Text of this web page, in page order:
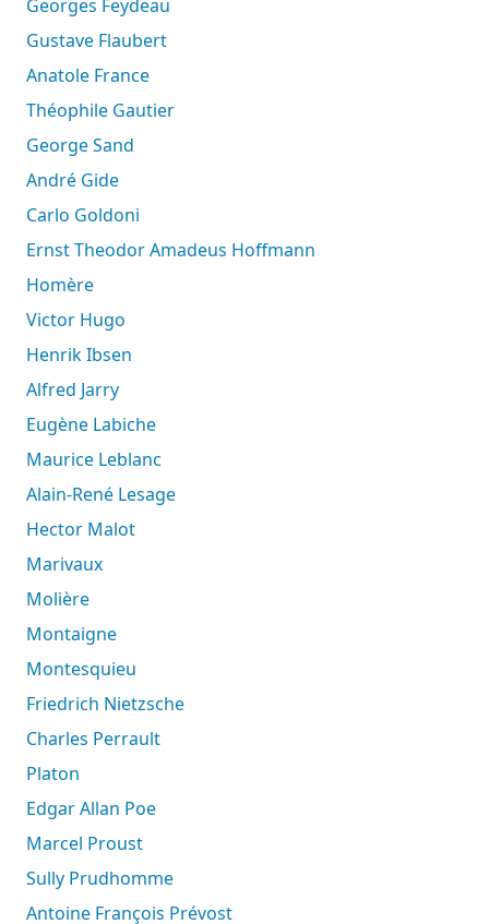
Georges Feydeau
Gustave Flaubert
Anatole France
Théophile Gautier
George Sand
André Gide
Carlo Goldoni
Ernst Theodor Amadeus Hoffmann
Homère
Victor Hugo
Henrik Ibsen
Alfred Jarry
Eugène Labiche
Maurice Leblanc
Alain-René Lesage
Hector Malot
Marivaux
Molière
Montaigne
Montesquieu
Friedrich Nietzsche
Charles Perrault
Platon
Edgar Allan Poe
Marcel Proust
Sully Prudhomme
Antoine François Prévost